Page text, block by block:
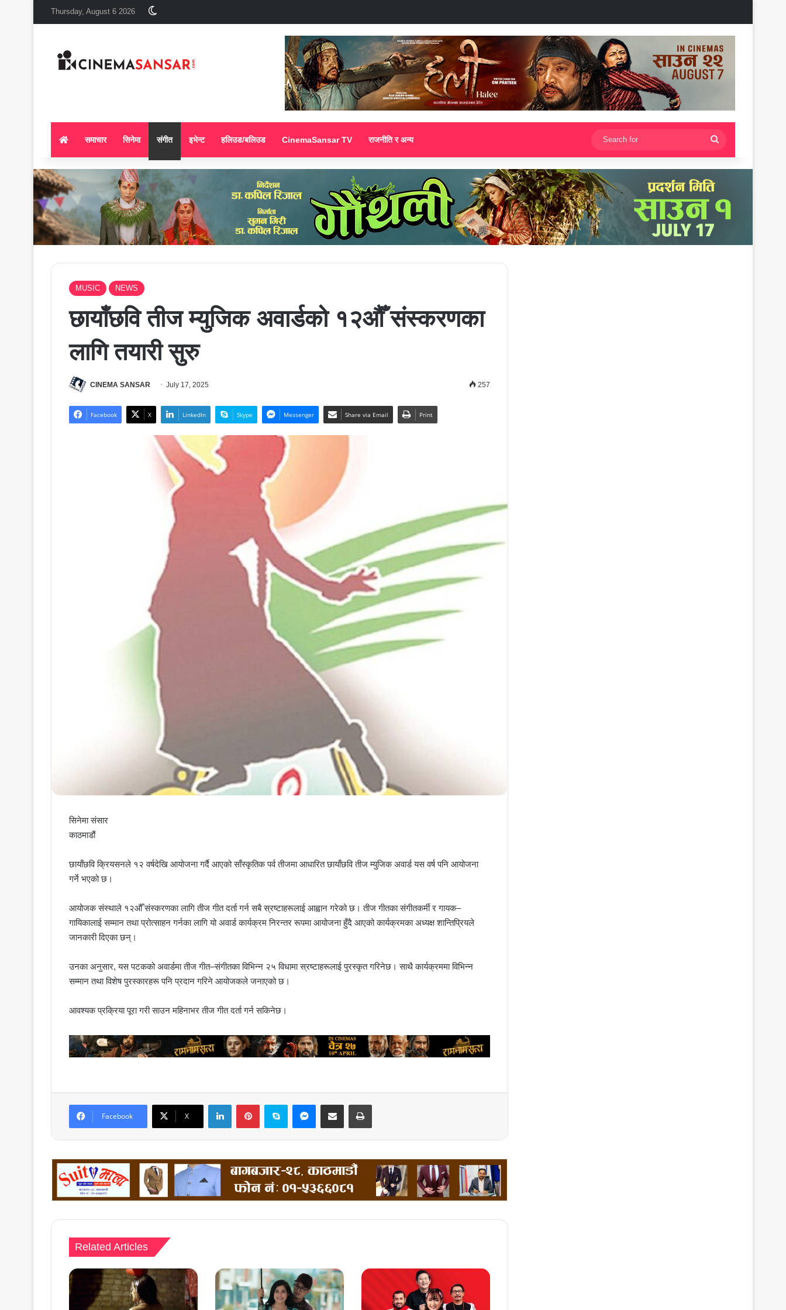
Thursday, August 6 2026
समाचार सिनेमा संगीत इभेन्ट हलिउड/बलिउड CinemaSansar TV राजनीति र अन्य
for
MUSIC NEWS
छायाँछवि तीज म्युजिक अवार्डको १२औँ संस्करणका
लागि तयारी सुरु
CINEMA SANSAR July 17, 2025 257
Facebook X LinkedIn Skype Messenger Share via Email Print
सिनेमा संसार
काठमाडौं
छायाँछवि क्रियसनले १२ वर्षदेखि आयोजना गर्दै आएको साँस्कृतिक पर्व तीजमा आधारित छायाँछवि तीज म्युजिक अवार्ड यस वर्ष पनि आयोजना
गर्ने भएको छ।
आयोजक संस्थाले १२औँ संस्करणका लागि तीज गीत दर्ता गर्न सबै स्रष्टाहरूलाई आह्वान गरेको छ। तीज गीतका संगीतकर्मी र गायक–
गायिकालाई सम्मान तथा प्रोत्साहन गर्नका लागि यो अवार्ड कार्यक्रम निरन्तर रूपमा आयोजना हुँदै आएको कार्यक्रमका अध्यक्ष शान्तिप्रियले
जानकारी दिएका छन्।
उनका अनुसार, यस पटकको अवार्डमा तीज गीत–संगीतका विभिन्न २५ विधामा स्रष्टाहरूलाई पुरस्कृत गरिनेछ। साथै कार्यक्रममा विभिन्न
सम्मान तथा विशेष पुरस्कारहरू पनि प्रदान गरिने आयोजकले जनाएको छ।
आवश्यक प्रक्रिया पूरा गरी साउन महिनाभर तीज गीत दर्ता गर्न सकिनेछ।
Facebook X
LinkedInPinterestSkype MessengerShare via Email Print
Related Articles